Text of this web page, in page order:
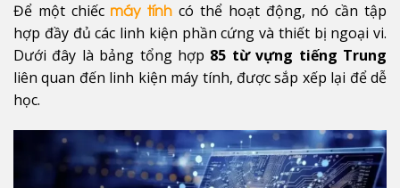
Để một chiếc máy tính có thể hoạt động, nó cần tập
hợp đầy đủ các linh kiện phần cứng và thiết bị ngoại vi.
Dưới đây là bảng tổng hợp 85 từ vựng tiếng Trung
liên quan đến linh kiện máy tính, được sắp xếp lại để dễ
học.